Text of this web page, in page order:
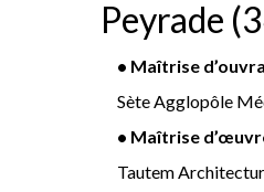
Peyrade
• Maîtrise
Sète Agglopôle
• Maîtrise
Tautem